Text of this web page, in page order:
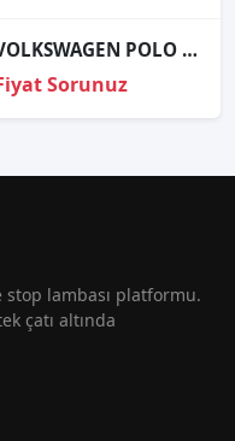
VOLKSWAGEN POLO SAĞ ÖN FAR
Sorunuz
lambası platformu.
çatı altında